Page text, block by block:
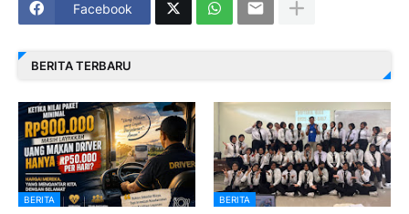
Facebook
BERITA TERBARU
BERITA BERITA